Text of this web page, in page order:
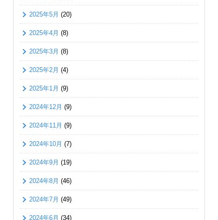
2025年5月 (20)
2025年4月 (8)
2025年3月 (8)
2025年2月 (4)
2025年1月 (9)
2024年12月 (9)
2024年11月 (9)
2024年10月 (7)
2024年9月 (19)
2024年8月 (46)
2024年7月 (49)
2024年6月 (34)